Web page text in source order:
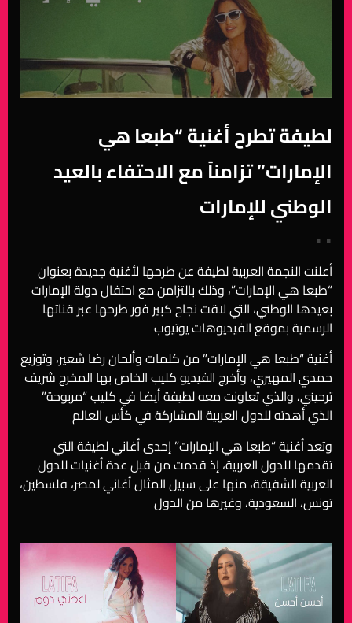
لطيفة تطرح أغنية “طبعا هي
الإمارات” تزامناً مع الاحتفاء بالعيد
الوطني للإمارات
• •
أعلنت النجمة العربية لطيفة عن طرحها لأغنية جديدة بعنوان
“طبعا هي الإمارات”، وذلك بالتزامن مع احتفال دولة الإمارات
بعيدها الوطني، التي لاقت نجاح كبير فور طرحها عبر قناتها
الرسمية بموقع الفيديوهات يوتيوب
أغنية “طبعا هي الإمارات” من كلمات وألحان رضا شعير، وتوزيع
حمدي المهيري، وأخرج الفيديو كليب الخاص بها المخرج شريف
ترحيني، والذي تعاونت معه لطيفة أيضا في كليب “مربوحة”
الذي أهدته للدول العربية المشاركة في كأس العالم
وتعد أغنية “طبعا هي الإمارات” إحدى أغاني لطيفة التي
تقدمها للدول العربية، إذ قدمت من قبل عدة أغنيات للدول
العربية الشقيقة، منها على سبيل المثال أغاني لمصر، فلسطين،
تونس، السعودية، وغيرها من الدول